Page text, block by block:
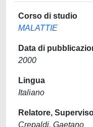
Corso di studio
MALATTIE
Data di
2000
Lingua
Italiano
Relatore,
Crepaldi, Gaetano